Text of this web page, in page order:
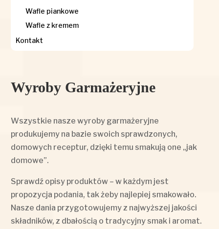
Wafle piankowe
Wafle z kremem
Kontakt
Wyroby Garmażeryjne
Wszystkie nasze wyroby garmażeryjne
produkujemy na bazie swoich sprawdzonych,
domowych receptur, dzięki temu smakują one „jak
domowe”.
Sprawdź opisy produktów – w każdym jest
propozycja podania, tak żeby najlepiej smakowało.
Nasze dania przygotowujemy z najwyższej jakości
składników, z dbałością o tradycyjny smak i aromat.